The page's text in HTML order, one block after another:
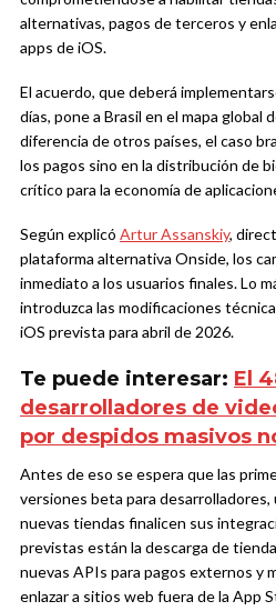
alternativas, pagos de terceros y
apps de iOS.
El acuerdo, que deberá
días, pone a Brasil en el mapa global
diferencia de otros países, el caso
los pagos sino en la distribución de
crítico para la economía de
Según explicó Artur Assanskiy,
plataforma alternativa Onside, los
inmediato a los usuarios finales. Lo
introduzca las modificaciones
iOS prevista para abril de 2026.
Te puede interesar: El
desarrolladores de
por despidos masivos
Antes de eso se espera que las
versiones beta para desarrolladores,
nuevas tiendas finalicen sus
previstas están la descarga de
nuevas APIs para pagos externos y
enlazar a sitios web fuera de la App